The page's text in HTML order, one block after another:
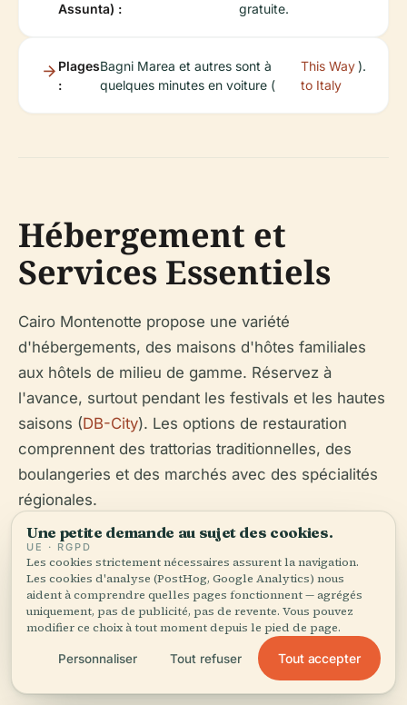
Assunta) :
gratuite.
Plages
:
Bagni Marea et autres sont à
quelques minutes en voiture (
This Way
to Italy
).
Hébergement et
Services Essentiels
Cairo Montenotte propose une variété
d'hébergements, des maisons d'hôtes familiales
aux hôtels de milieu de gamme. Réservez à
l'avance, surtout pendant les festivals et les hautes
saisons (DB-City). Les options de restauration
comprennent des trattorias traditionnelles, des
boulangeries et des marchés avec des spécialités
régionales.
Les services essentiels tels que pharmacies,
supermarchés et distributeurs automatiques sont
situés au centre. Les soins médicaux d'urgence
sont disponibles localement et à Savone.
Une petite demande au sujet des cookies.
UE · RGPD
Les cookies strictement nécessaires assurent la navigation.
Les cookies d'analyse (PostHog, Google Analytics) nous
aident à comprendre quelles pages fonctionnent — agrégés
uniquement, pas de publicité, pas de revente. Vous pouvez
modifier ce choix à tout moment depuis le pied de page.
Personnaliser Tout refuser Tout accepter